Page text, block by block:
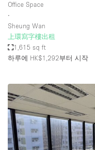
Office Space
∙
Sheung Wan
上環寫字樓出租
1,615 sq ft
하루에 HK$1,292부터 시작